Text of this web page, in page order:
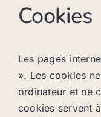
Cookies
Les pages
». Les cookies
ordinateur et ne
cookies servent